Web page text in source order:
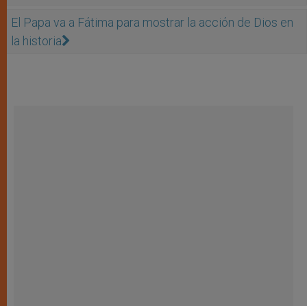
El Papa va a Fátima para mostrar la acción de Dios en
la historia